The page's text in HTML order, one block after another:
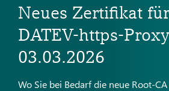
Neues Zertifikat
DATEV-https-
03.03.2026
Wo Sie bei Bedarf die neue Root-